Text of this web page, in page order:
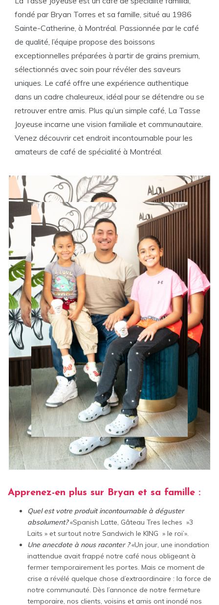
fondé par Bryan Torres et sa famille, situé au 1986
Sainte-Catherine, à Montréal. Passionnée par le café
de qualité, l’équipe propose des boissons
exceptionnelles préparées à partir de grains premium,
sélectionnés avec soin pour révéler des saveurs
uniques. Le café offre une expérience authentique
dans un cadre chaleureux, idéal pour se détendre ou se
retrouver entre amis. Plus qu’un simple café, La Tasse
Joyeuse incarne une vision familiale et communautaire.
Venez découvrir cet endroit incontournable pour les
amateurs de café de spécialité à Montréal.
Apprenez-en plus sur Bryan et sa famille :
Quel est votre produit incontournable à déguster
absolument? «Spanish Latte, Gâteau Tres leches »3
Laits » et surtout notre Sandwich le KING » le roi’».
Une anecdote à nous raconter ?«Un jour, une inondation
inattendue avait frappé notre café nous obligeant à
fermer temporairement les portes. Mais ce moment de
crise a révélé quelque chose d’extraordinaire : la force de
notre communauté. Dès l’annonce de notre fermeture
temporaire, nos clients, voisins et amis ont inondé nos